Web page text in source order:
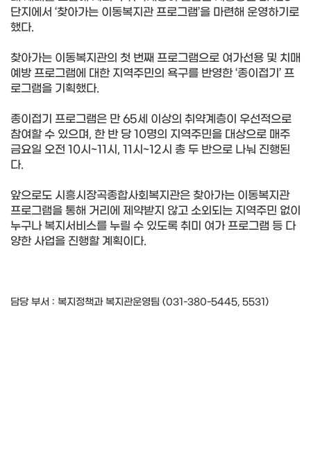
단지에서 ‘찾아가는 이동복지관 프로그램’을 마련해 운영하기로
했다.
찾아가는 이동복지관의 첫 번째 프로그램으로 여가선용 및 치매
예방 프로그램에 대한 지역주민의 욕구를 반영한 ‘종이접기’ 프
로그램을 기획했다.
종이접기 프로그램은 만 65세 이상의 취약계층이 우선적으로
참여할 수 있으며, 한 반 당 10명의 지역주민을 대상으로 매주
금요일 오전 10시~11시, 11시~12시 총 두 반으로 나눠 진행된
다.
앞으로도 시흥시장곡종합사회복지관은 찾아가는 이동복지관
프로그램을 통해 거리에 제약받지 않고 소외되는 지역주민 없이
누구나 복지서비스를 누릴 수 있도록 취미 여가 프로그램 등 다
양한 사업을 진행할 계획이다.
담당 부서 : 복지정책과 복지관운영팀 (031-380-5445, 5531)